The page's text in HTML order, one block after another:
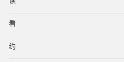
看
约